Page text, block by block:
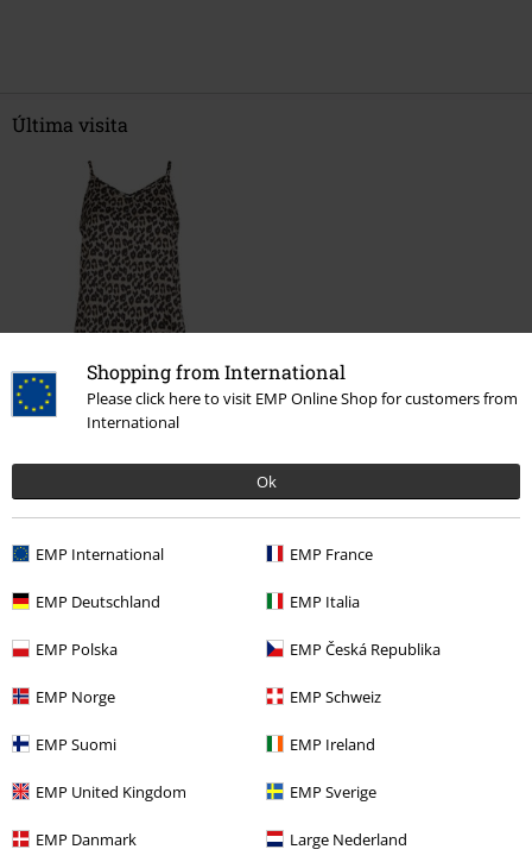
Shopping from International
Please click here to visit EMP Online Shop for customers from
International
Ok
EMP International EMP France
EMP Deutschland EMP Italia
EMP Polska EMP Česká Republika
EMP Norge EMP Schweiz
EMP Suomi EMP Ireland
EMP United Kingdom EMP Sverige
EMP Danmark Large Nederland
Última visita
13,59 €
Más categorías. Más opciones
Ofertas % Ropa Camisetas & Tops Tops
E-mail Newsletter